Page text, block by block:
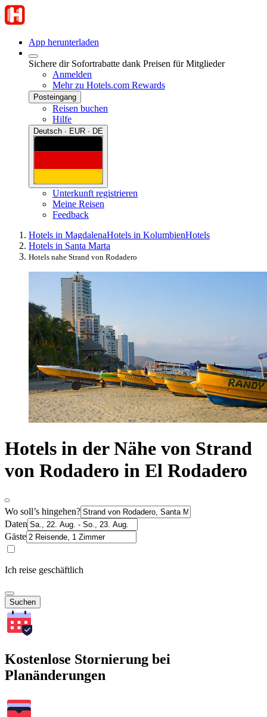
App herunterladen
Sichere dir Sofortrabatte dank Preisen für Mitglieder
Anmelden
Mehr zu Hotels.com Rewards
Posteingang
Reisen buchen
Hilfe
Deutsch · EUR · DE
Unterkunft registrieren
Meine Reisen
Feedback
Hotels in MagdalenaHotels in KolumbienHotels
Hotels in Santa Marta
Hotels nahe Strand von Rodadero
Hotels in der Nähe von Strand
von Rodadero in El Rodadero
Wo soll’s hingehen?
Daten
Gäste
Ich reise geschäftlich
Suchen
Kostenlose Stornierung bei
Planänderungen